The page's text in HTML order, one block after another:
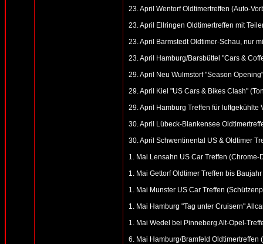
23. April Wentorf Oldtimertreffen (Auto-
23. April Ellringen Oldtimertreffen mit
23. April Barmstedt Oldtimer-Schau, nur
23. April Hamburg/Barsbüttel "Cars &
29. April Neu Wulmstorf "Season
29. April Kiel "US Cars & Bikes Clash"
29. April Hamburg Treffen für
30. April Lübeck-Blankensee
30. April Schwentinental US & Oldtimer
1. Mai Lensahn US Car Treffen (Chrome-
1. Mai Gettorf Oldtimer Treffen bis
1. Mai Munster US Car Treffen
1. Mai Hamburg "Tag unter Cruisern"
1. Mai Wedel bei Pinneberg Alt-Opel-
6. Mai Hamburg/Bramfeld Oldtimertreffen